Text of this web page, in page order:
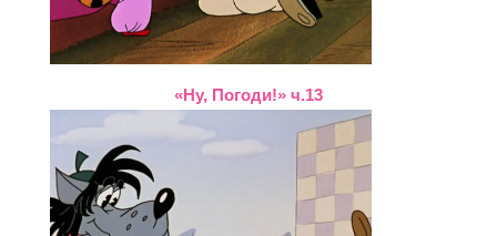
«Ну, Погоди!» ч.13